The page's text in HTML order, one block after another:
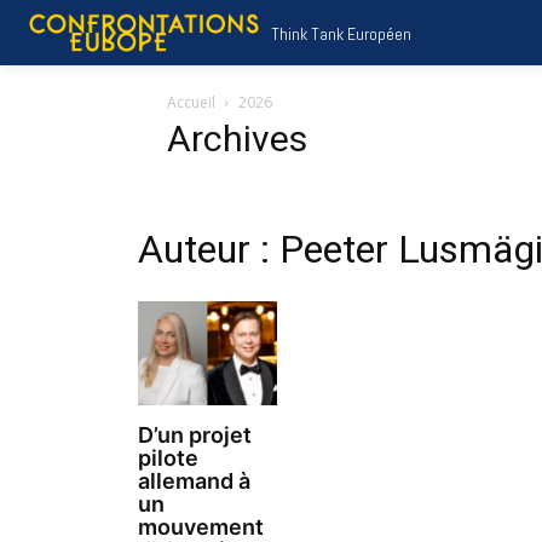
Think Tank Européen
Accueil 2026
Archives
Auteur : Peeter Lusmägi
D’un projet
pilote
allemand à
un
mouvement